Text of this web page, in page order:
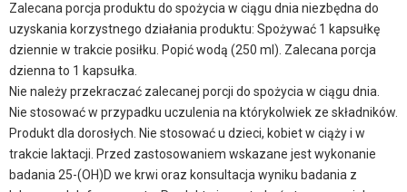
Zalecana porcja produktu do spożycia w ciągu dnia niezbędna do
uzyskania korzystnego działania produktu: Spożywać 1 kapsułkę
dziennie w trakcie posiłku. Popić wodą (250 ml). Zalecana porcja
dzienna to 1 kapsułka.
Nie należy przekraczać zalecanej porcji do spożycia w ciągu dnia.
Nie stosować w przypadku uczulenia na którykolwiek ze składników.
Produkt dla dorosłych. Nie stosować u dzieci, kobiet w ciąży i w
trakcie laktacji. Przed zastosowaniem wskazane jest wykonanie
badania 25-(OH)D we krwi oraz konsultacja wyniku badania z